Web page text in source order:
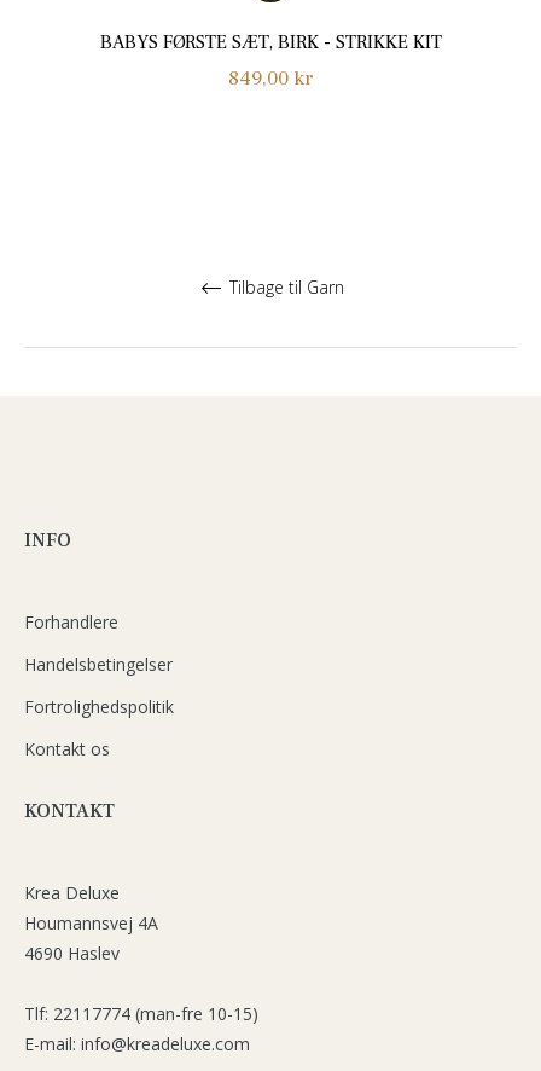
BABYS FØRSTE SÆT, BIRK - STRIKKE KIT
Normalpris
849,00 kr
Tilbage til Garn
INFO
Forhandlere
Handelsbetingelser
Fortrolighedspolitik
Kontakt os
KONTAKT
Krea Deluxe
Houmannsvej 4A
4690 Haslev
Tlf: 22117774 (man-fre 10-15)
E-mail: info@kreadeluxe.com